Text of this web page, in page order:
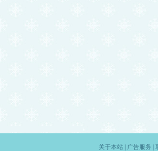
关于本站| 广告服务